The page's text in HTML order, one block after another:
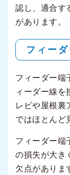
認し、適合す
があります。
フィー
フィーダー端
ィーダー線を
レビや屋根裏
ではほとんど
フィーダー端
の損失が大き
欠点がありま